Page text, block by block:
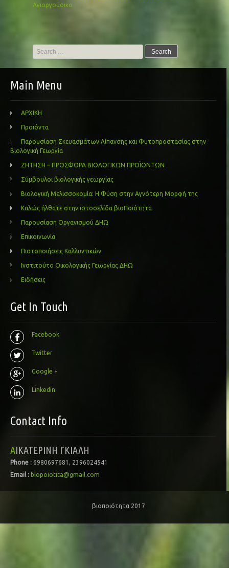
Αγιοργούσικα
Search
for:
Main Menu
ΑΡΧΙΚΗ
Προϊόντα
Παρουσίαση Σκευασμάτων Λίπανσης και Φυτοπροστασίας στην
Βιολογική Γεωργία
ΖΗΤΗΣΗ – ΠΡΟΣΦΟΡΑ ΒΙΟΛΟΓΙΚΩΝ ΠΡΟΪΟΝΤΩΝ
Σύμβουλοι βιολογικής γεωργίας
Βιολογική Μελισσοκομία: Η Φύση στην Αγνότερη Μορφή της
Καλώς ήλθατε στην ιστοσελίδα βιοΠοιότητα
Παρουσίαση Οργανισμού ΔΗΩ
Επικοινωνία
Πιστοποιήσεις Καλλυντικών
Ινστιτούτο Οικολογικής Γεωργίας ΔΗΩ
Ειδήσεις
Get In Touch
Facebook
Twitter
Google +
Linkedin
Contact Info
ΑΙΚΑΤΕΡΙΝΗ ΓΚΙΑΛΗ
Phone : 6980697681, 2396024541
Email : biopoiotita@gmail.com
βιοποιότητα 2017